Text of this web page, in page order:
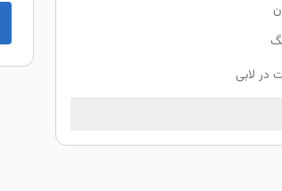
در لابی